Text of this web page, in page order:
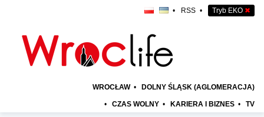
• RSS • Tryb EKO ✖
WROCŁAW • DOLNY ŚLĄSK (AGLOMERACJA)
• CZAS WOLNY • KARIERA I BIZNES • TV